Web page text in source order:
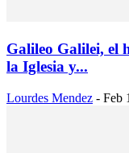
Galileo Galilei, el
la Iglesia y...
Lourdes Mendez - Feb